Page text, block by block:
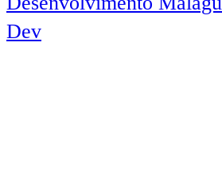
Dev